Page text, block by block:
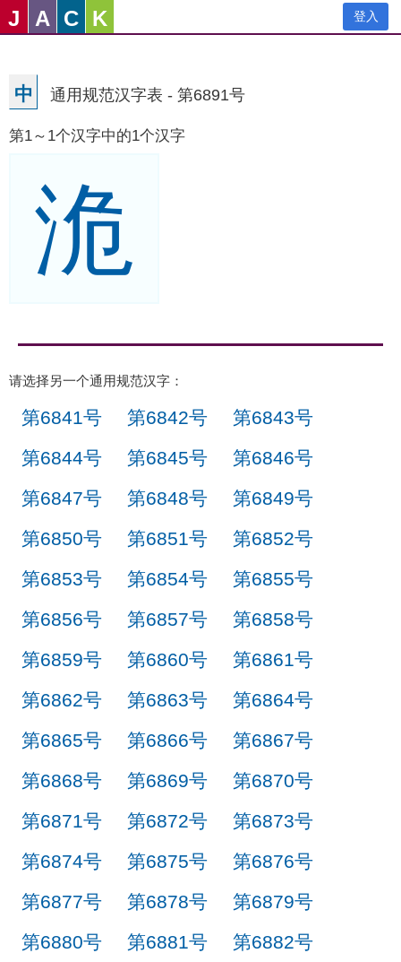
J A C K 登入
中 通用规范汉字表 - 第6891号
第1～1个汉字中的1个汉字
洈
请选择另一个通用规范汉字：
第6841号 第6842号
第6843号
第6844号
第6845号
第6846号
第6847号
第6848号
第6849号
第6850号
第6851号
第6852号
第6853号
第6854号
第6855号
第6856号
第6857号
第6858号
第6859号
第6860号
第6861号
第6862号
第6863号
第6864号
第6865号
第6866号
第6867号
第6868号
第6869号
第6870号
第6871号
第6872号
第6873号
第6874号
第6875号
第6876号
第6877号
第6878号
第6879号
第6880号
第6881号
第6882号